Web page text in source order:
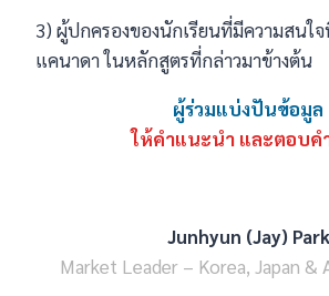
3) ผู้ปกครองของนักเรียนที่มีความสนใ
แคนาดา ในหลักสูตรที่กล่าวมาข้างต้น
ผู้ร่วมแบ่งปันข้อมูล
ให้คำแนะนำ และตอบค
Junhyun (Jay) Park
Market Leader – Korea, Japan &